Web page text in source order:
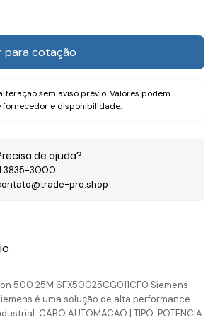
500 25M 6FX50025CG011CF0 Siemens
é uma solução de alta performance
CABO AUTOMACAO | TIPO: POTENCIA
para cotação
sem aviso prévio. Valores podem
fornecedor e disponibilidade.
de ajuda?
3835-3000
pro.shop